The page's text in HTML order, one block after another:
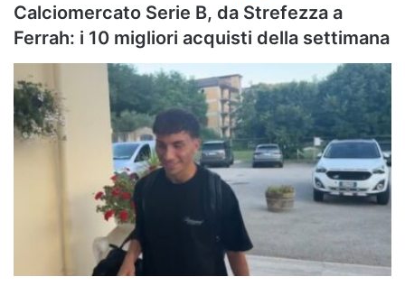
Calciomercato Serie B, da Strefezza a
Ferrah: i 10 migliori acquisti della settimana